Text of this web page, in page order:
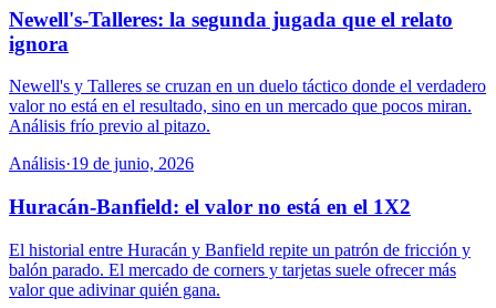
Newell's-Talleres: la segunda jugada que el relato
ignora
Newell's y Talleres se cruzan en un duelo táctico donde el verdadero
valor no está en el resultado, sino en un mercado que pocos miran.
Análisis frío previo al pitazo.
Análisis·19 de junio, 2026
Huracán-Banfield: el valor no está en el 1X2
El historial entre Huracán y Banfield repite un patrón de fricción y
balón parado. El mercado de corners y tarjetas suele ofrecer más
valor que adivinar quién gana.